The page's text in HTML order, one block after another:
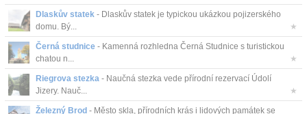
Dlaskův statek - Dlaskův statek je typickou ukázkou pojizerského
domu. Bý...
★
Černá studnice - Kamenná rozhledna Černá Studnice s turistickou
chatou n...
★
Riegrova stezka - Naučná stezka vede přírodní rezervací Údolí
Jizery. Nauč...
★
Železný Brod - Město skla, přírodních krás i lidových památek se